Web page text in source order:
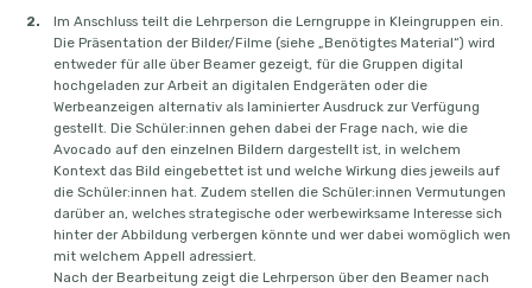
Anbau in bspw. Spanien zutreffen. Diese teils kontroversen Informationen
gilt es mit Blick auf den eigenen Konsum zu reflektieren (vgl. Winterer 2021,
o. S.), denn sie fließen auch in die Handlungsentscheidungen ein.
Im Anschluss teilt die Lehrperson die Lerngruppe in Kleingruppen ein.
Die Präsentation der Bilder/Filme (siehe „Benötigtes Material“) wird
entweder für alle über Beamer gezeigt, für die Gruppen digital
hochgeladen zur Arbeit an digitalen Endgeräten oder die
Werbeanzeigen alternativ als laminierter Ausdruck zur Verfügung
gestellt. Die Schüler:innen gehen dabei der Frage nach, wie die
Avocado auf den einzelnen Bildern dargestellt ist, in welchem
Kontext das Bild eingebettet ist und welche Wirkung dies jeweils auf
die Schüler:innen hat. Zudem stellen die Schüler:innen Vermutungen
darüber an, welches strategische oder werbewirksame Interesse sich
hinter der Abbildung verbergen könnte und wer dabei womöglich wen
mit welchem Appell adressiert.
Nach der Bearbeitung zeigt die Lehrperson über den Beamer nach